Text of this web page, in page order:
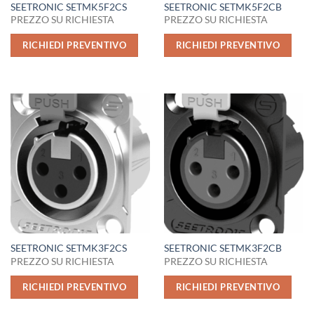
SEETRONIC SETMK5F2CS
PREZZO SU RICHIESTA
RICHIEDI PREVENTIVO
SEETRONIC SETMK5F2CB
PREZZO SU RICHIESTA
RICHIEDI PREVENTIVO
SEETRONIC SETMK3F2CS
PREZZO SU RICHIESTA
RICHIEDI PREVENTIVO
SEETRONIC SETMK3F2CB
PREZZO SU RICHIESTA
RICHIEDI PREVENTIVO